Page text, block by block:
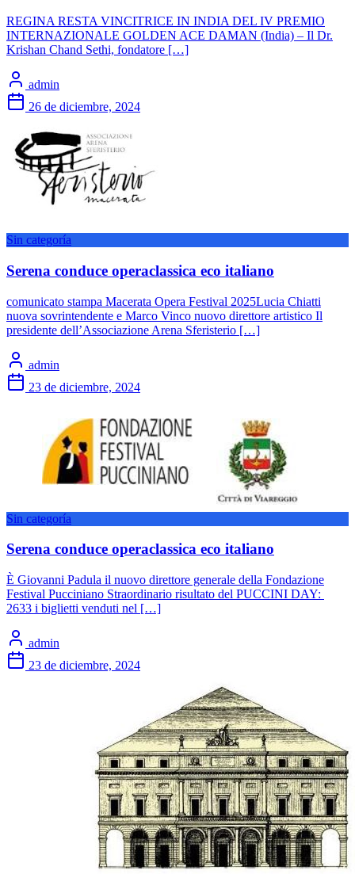
REGINA RESTA VINCITRICE IN INDIA DEL IV PREMIO
INTERNAZIONALE GOLDEN ACE DAMAN (India) – Il Dr.
Krishan Chand Sethi, fondatore […]
admin
26 de diciembre, 2024
Sin categoría
Serena conduce operaclassica eco italiano
comunicato stampa Macerata Opera Festival 2025Lucia Chiatti
nuova sovrintendente e Marco Vinco nuovo direttore artistico Il
presidente dell’Associazione Arena Sferisterio […]
admin
23 de diciembre, 2024
Sin categoría
Serena conduce operaclassica eco italiano
È Giovanni Padula il nuovo direttore generale della Fondazione
Festival Pucciniano Straordinario risultato del PUCCINI DAY:
2633 i biglietti venduti nel […]
admin
23 de diciembre, 2024